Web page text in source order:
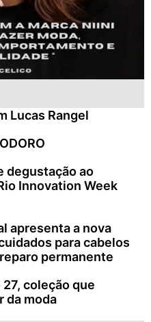
Lucas Rangel
degustação ao
Innovation Week
apresenta a nova
para cabelos
permanente
coleção que
da moda